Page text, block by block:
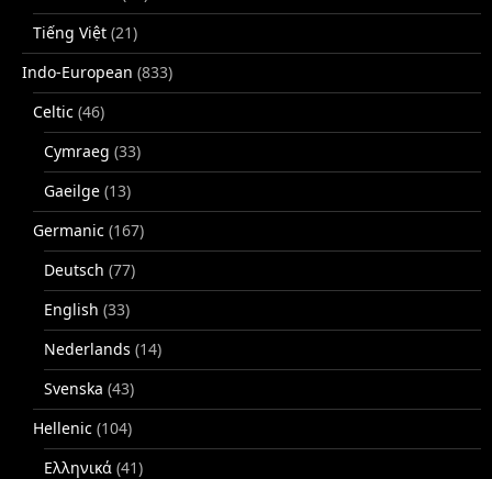
Tiếng Việt (21)
Indo-European (833)
Celtic (46)
Cymraeg (33)
Gaeilge (13)
Germanic (167)
Deutsch (77)
English (33)
Nederlands (14)
Svenska (43)
Hellenic (104)
Ελληνικά (41)